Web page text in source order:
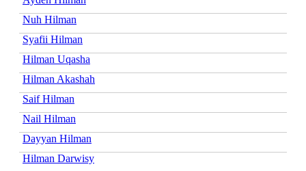
Nuh Hilman
Syafii Hilman
Hilman Uqasha
Hilman Akashah
Saif Hilman
Nail Hilman
Dayyan Hilman
Hilman Darwisy